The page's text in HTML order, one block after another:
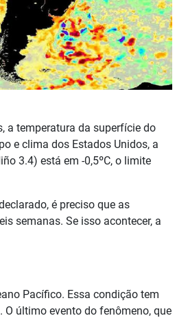
a temperatura da superfície do
e clima dos Estados Unidos, a
3.4) está em -0,5ºC, o limite
é preciso que as
semanas. Se isso acontecer, a
Pacífico. Essa condição tem
último evento do fenômeno, que